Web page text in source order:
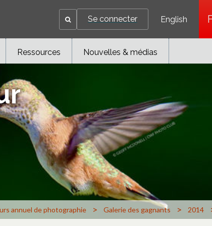
Se connecter English
Ressources Nouvelles & médias
annuel de photographie > Galerie des gagnants > 2014